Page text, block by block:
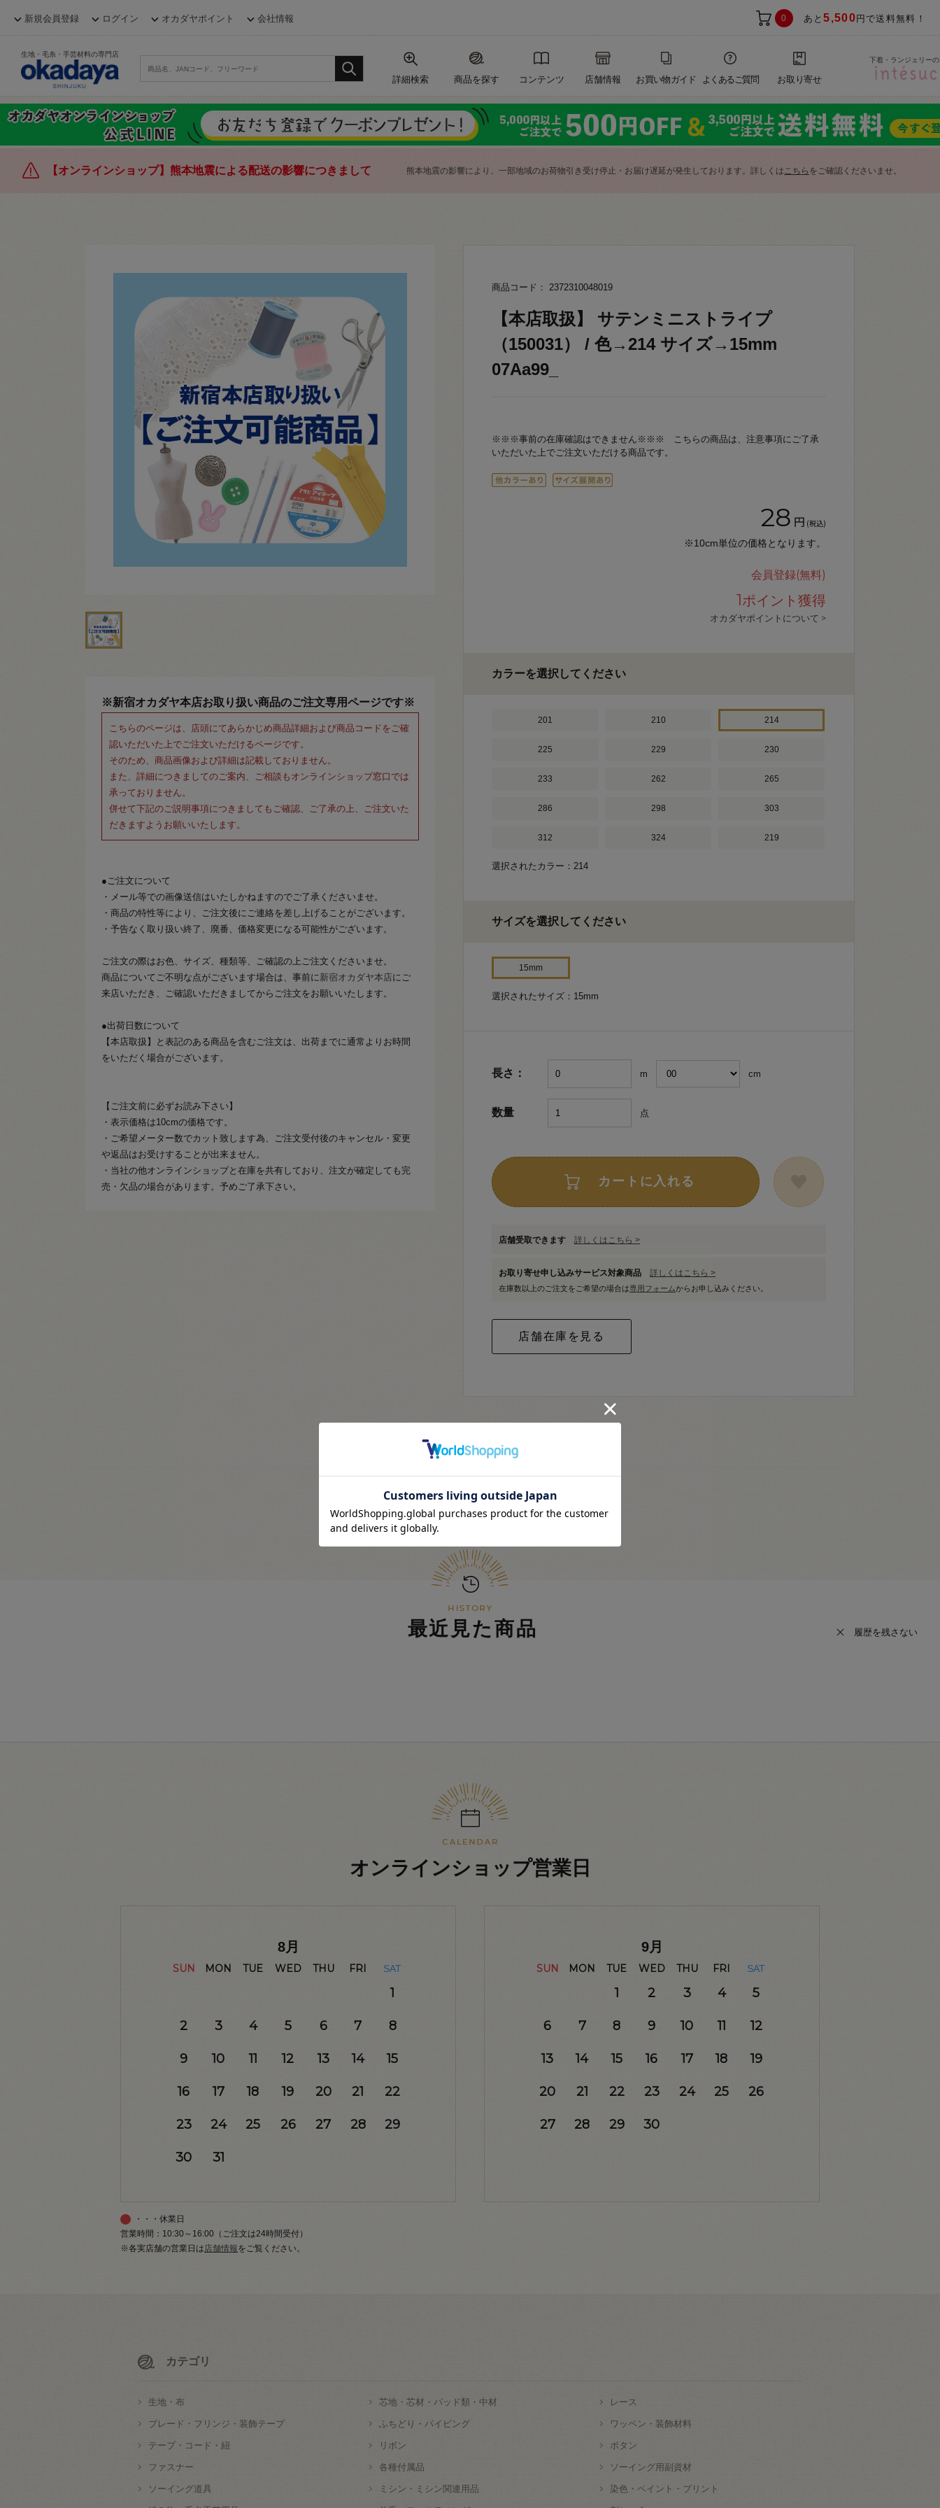
新規会員登録 ログイン オカダヤポイント 会社情報 0 あと5,500 円で送料無料！
生地・毛糸・手芸材料の専門店
詳細検索 商品を探す コンテンツ 店舗情報 お買い物ガイド よくあるご質問 お取り寄せ
下着・ランジェリー
【オンラインショップ】熊本地震による配送の影響につきまして 熊本地震の影響により、一部地域のお荷物引き受け停止・お届け遅延が発生しております。詳しくはこちら をご確認くださいませ。
※新宿オカダヤ本店お取り扱い商品のご注文専用ページです※
こちらのページは、店頭にてあらかじめ商品詳細および商品コードをご確
認いただいた上でご注文いただけるページです。
そのため、商品画像および詳細は記載しておりません。
また、詳細につきましてのご案内、ご相談もオンラインショップ窓口では
承っておりません。
併せて下記のご説明事項につきましてもご確認、ご了承の上、ご注文いた
だきますようお願いいたします。
●ご注文について
・メール等での画像送信はいたしかねますのでご了承くださいませ。
・商品の特性等により、ご注文後にご連絡を差し上げることがございます。
・予告なく取り扱い終了、廃番、価格変更になる可能性がございます。
ご注文の際はお色、サイズ、種類等、ご確認の上ご注文くださいませ。
商品についてご不明な点がございます場合は、事前に 新宿オカダヤ本店にご
来店いただき、ご確認いただきましてからご注文をお願いいたします。
●出荷日数について
【本店取扱】と表記のある商品を含むご注文は、出荷までに通常よりお時間
をいただく場合がございます。
【ご注文前に必ずお読み下さい】
・表示価格は10cmの価格です。
・ご希望メーター数でカット致します為、ご注文受付後のキャンセル・変更
や返品はお受けすることが出来ません。
・当社の他オンラインショップと在庫を共有しており、注文が確定しても完
売・欠品の場合があります。予めご了承下さい。
商品コード： 2372310048019
【本店取扱】 サテンミニストライプ
（150031） / 色→214 サイズ→15mm
07Aa99_
※※※事前の在庫確認はできません※※※ こちらの商品は、注意事項にご了承
いただいた上でご注文いただける商品です。
28 円 (税込)
※10cm単位の価格となります。
会員登録(無料)
1ポイント獲得
オカダヤポイントについて >
カラーを選択してください
201 210 214
225 229 230
233 262 265
286 298 303
312 324 219
選択されたカラー：214
サイズを選択してください
15mm
選択されたサイズ：15mm
長さ： m cm
数量 点
カートに入れる
店舗受取できます 詳しくはこちら >
お取り寄せ申し込みサービス対象商品 詳しくはこちら >
在庫数以上のご注文をご希望の場合は専用フォームからお申し込みください。
最近見た商品 履歴を残さない
オンラインショップ営業日
8月
SUN MON TUE WED THU FRI SAT
1
2 3 4 5 6 7 8
9 10 11 12 13 14 15
16 17 18 19 20 21 22
23 24 25 26 27 28 29
30 31
9月
SUN MON TUE WED THU FRI SAT
1 2 3 4 5
6 7 8 9 10 11 12
13 14 15 16 17 18 19
20 21 22 23 24 25 26
27 28 29 30
・・・休業日
営業時間：10:30～16:00（ご注文は24時間受付）
※各実店舗の営業日は店舗情報をご覧ください。
カテゴリ
生地・布 芯地・芯材・パッド類・中材 レース
ブレード・フリンジ・装飾テープ ふちどり・パイピング ワッペン・装飾材料
テープ・コード・紐 リボン ボタン
ファスナー 各種付属品 ソーイング用副資材
ソーイング道具 ミシン・ミシン関連用品 染色・ペイント・プリント